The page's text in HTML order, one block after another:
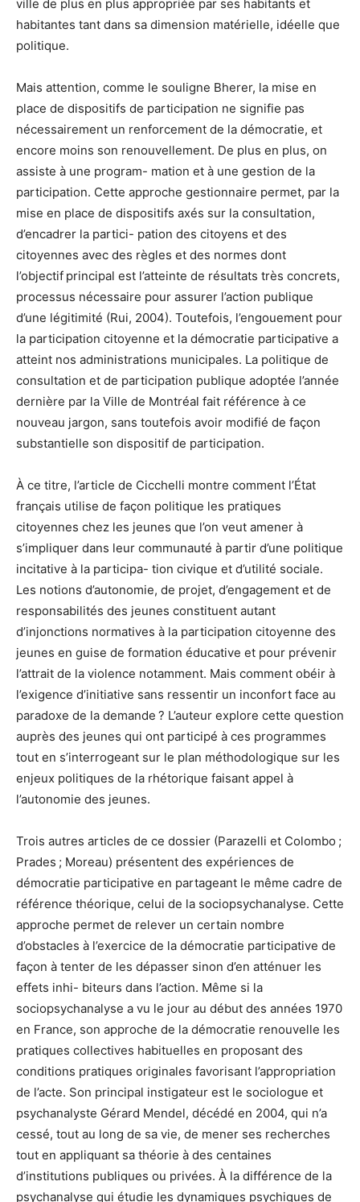
ville de plus en plus appropriée par ses habitants et
habitantes tant dans sa dimension matérielle, idéelle que
politique.
Mais attention, comme le souligne Bherer, la mise en
place de dispositifs de participation ne signifie pas
nécessairement un renforcement de la démocratie, et
encore moins son renouvellement. De plus en plus, on
assiste à une program- mation et à une gestion de la
participation. Cette approche gestionnaire permet, par la
mise en place de dispositifs axés sur la consultation,
d’encadrer la partici- pation des citoyens et des
citoyennes avec des règles et des normes dont
l’objectif principal est l’atteinte de résultats très concrets,
processus nécessaire pour assurer l’action publique
d’une légitimité (Rui, 2004). Toutefois, l’engouement pour
la participation citoyenne et la démocratie participative a
atteint nos administrations municipales. La politique de
consultation et de participation publique adoptée l’année
dernière par la Ville de Montréal fait référence à ce
nouveau jargon, sans toutefois avoir modifié de façon
substantielle son dispositif de participation.
À ce titre, l’article de Cicchelli montre comment l’État
français utilise de façon politique les pratiques
citoyennes chez les jeunes que l’on veut amener à
s’impliquer dans leur communauté à partir d’une politique
incitative à la participa- tion civique et d’utilité sociale.
Les notions d’autonomie, de projet, d’engagement et de
responsabilités des jeunes constituent autant
d’injonctions normatives à la participation citoyenne des
jeunes en guise de formation éducative et pour prévenir
l’attrait de la violence notamment. Mais comment obéir à
l’exigence d’initiative sans ressentir un inconfort face au
paradoxe de la demande ? L’auteur explore cette question
auprès des jeunes qui ont participé à ces programmes
tout en s’interrogeant sur le plan méthodologique sur les
enjeux politiques de la rhétorique faisant appel à
l’autonomie des jeunes.
Trois autres articles de ce dossier (Parazelli et Colombo ;
Prades ; Moreau) présentent des expériences de
démocratie participative en partageant le même cadre de
référence théorique, celui de la sociopsychanalyse. Cette
approche permet de relever un certain nombre
d’obstacles à l’exercice de la démocratie participative de
façon à tenter de les dépasser sinon d’en atténuer les
effets inhi- biteurs dans l’action. Même si la
sociopsychanalyse a vu le jour au début des années 1970
en France, son approche de la démocratie renouvelle les
pratiques collectives habituelles en proposant des
conditions pratiques originales favorisant l’appropriation
de l’acte. Son principal instigateur est le sociologue et
psychanalyste Gérard Mendel, décédé en 2004, qui n’a
cessé, tout au long de sa vie, de mener ses recherches
tout en appliquant sa théorie à des centaines
d’institutions publiques ou privées. À la différence de la
psychanalyse qui étudie les dynamiques psychiques de